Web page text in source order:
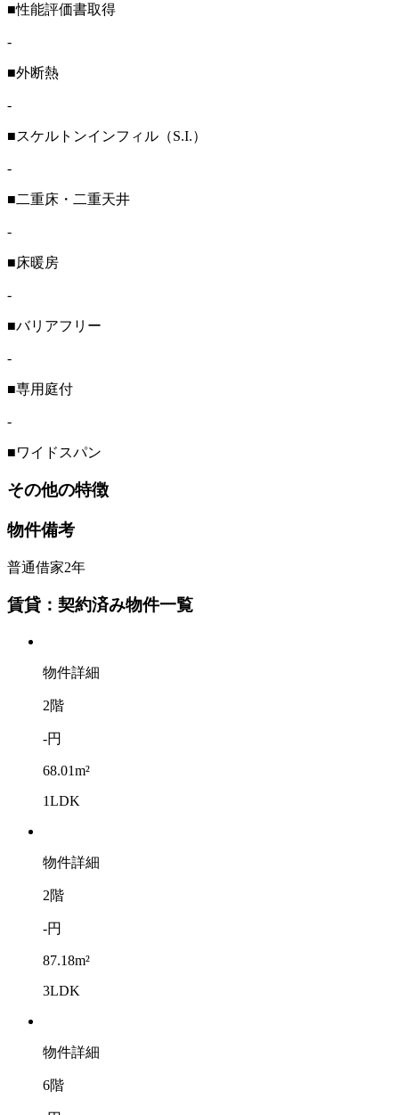
■性能評価書取得
-
■外断熱
-
■スケルトンインフィル（S.I.）
-
■二重床・二重天井
-
■床暖房
-
■バリアフリー
-
■専用庭付
-
■ワイドスパン
その他の特徴
物件備考
普通借家2年
賃貸：契約済み物件一覧
物件詳細
2階
-円
68.01m²
1LDK
物件詳細
2階
-円
87.18m²
3LDK
物件詳細
6階